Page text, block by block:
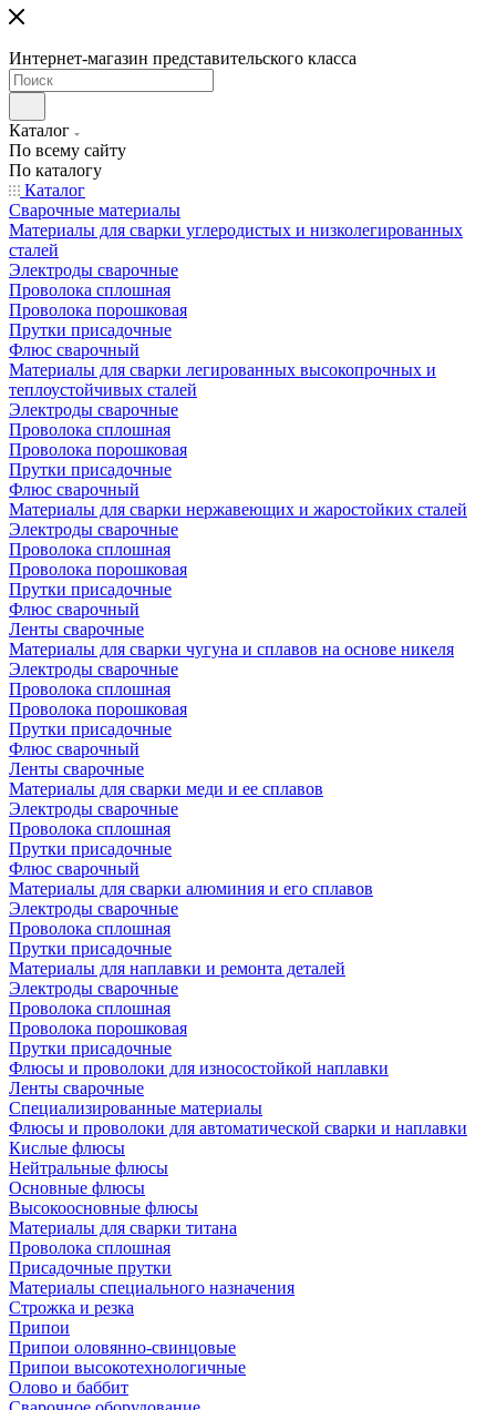
Интернет-магазин представительского класса
Каталог
По всему сайту
По каталогу
Каталог
Сварочные материалы
Материалы для сварки углеродистых и низколегированных
сталей
Электроды сварочные
Проволока сплошная
Проволока порошковая
Прутки присадочные
Флюс сварочный
Материалы для сварки легированных высокопрочных и
теплоустойчивых сталей
Электроды сварочные
Проволока сплошная
Проволока порошковая
Прутки присадочные
Флюс сварочный
Материалы для сварки нержавеющих и жаростойких сталей
Электроды сварочные
Проволока сплошная
Проволока порошковая
Прутки присадочные
Флюс сварочный
Ленты сварочные
Материалы для сварки чугуна и сплавов на основе никеля
Электроды сварочные
Проволока сплошная
Проволока порошковая
Прутки присадочные
Флюс сварочный
Ленты сварочные
Материалы для сварки меди и ее сплавов
Электроды сварочные
Проволока сплошная
Прутки присадочные
Флюс сварочный
Материалы для сварки алюминия и его сплавов
Электроды сварочные
Проволока сплошная
Прутки присадочные
Материалы для наплавки и ремонта деталей
Электроды сварочные
Проволока сплошная
Проволока порошковая
Прутки присадочные
Флюсы и проволоки для износостойкой наплавки
Ленты сварочные
Специализированные материалы
Флюсы и проволоки для автоматической сварки и наплавки
Кислые флюсы
Нейтральные флюсы
Основные флюсы
Высокоосновные флюсы
Материалы для сварки титана
Проволока сплошная
Присадочные прутки
Материалы специального назначения
Строжка и резка
Припои
Припои оловянно-свинцовые
Припои высокотехнологичные
Олово и баббит